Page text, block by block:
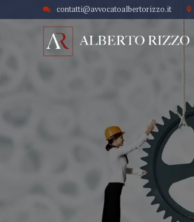
contatti@avvocatoalbertorizzo.it